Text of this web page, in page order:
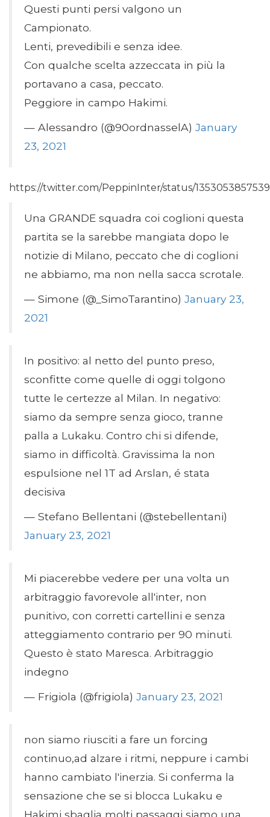
Questi punti persi valgono un
Campionato.
Lenti, prevedibili e senza idee.
Con qualche scelta azzeccata in più la
portavano a casa, peccato.
Peggiore in campo Hakimi.
— Alessandro (@90ordnasselA) January
23, 2021
https://twitter.com/PeppinInter/status/
Una GRANDE squadra coi coglioni questa
partita se la sarebbe mangiata dopo le
notizie di Milano, peccato che di coglioni
ne abbiamo, ma non nella sacca scrotale.
— Simone (@_SimoTarantino) January 23,
2021
In positivo: al netto del punto preso,
sconfitte come quelle di oggi tolgono
tutte le certezze al Milan. In negativo:
siamo da sempre senza gioco, tranne
palla a Lukaku. Contro chi si difende,
siamo in difficoltà. Gravissima la non
espulsione nel 1T ad Arslan, é stata
decisiva
— Stefano Bellentani (@stebellentani)
January 23, 2021
Mi piacerebbe vedere per una volta un
arbitraggio favorevole all'inter, non
punitivo, con corretti cartellini e senza
atteggiamento contrario per 90 minuti.
Questo è stato Maresca. Arbitraggio
indegno
— Frigiola (@frigiola) January 23, 2021
non siamo riusciti a fare un forcing
continuo,ad alzare i ritmi, neppure i cambi
hanno cambiato l'inerzia. Si conferma la
sensazione che se si blocca Lukaku e
Hakimi sbaglia molti passaggi siamo una